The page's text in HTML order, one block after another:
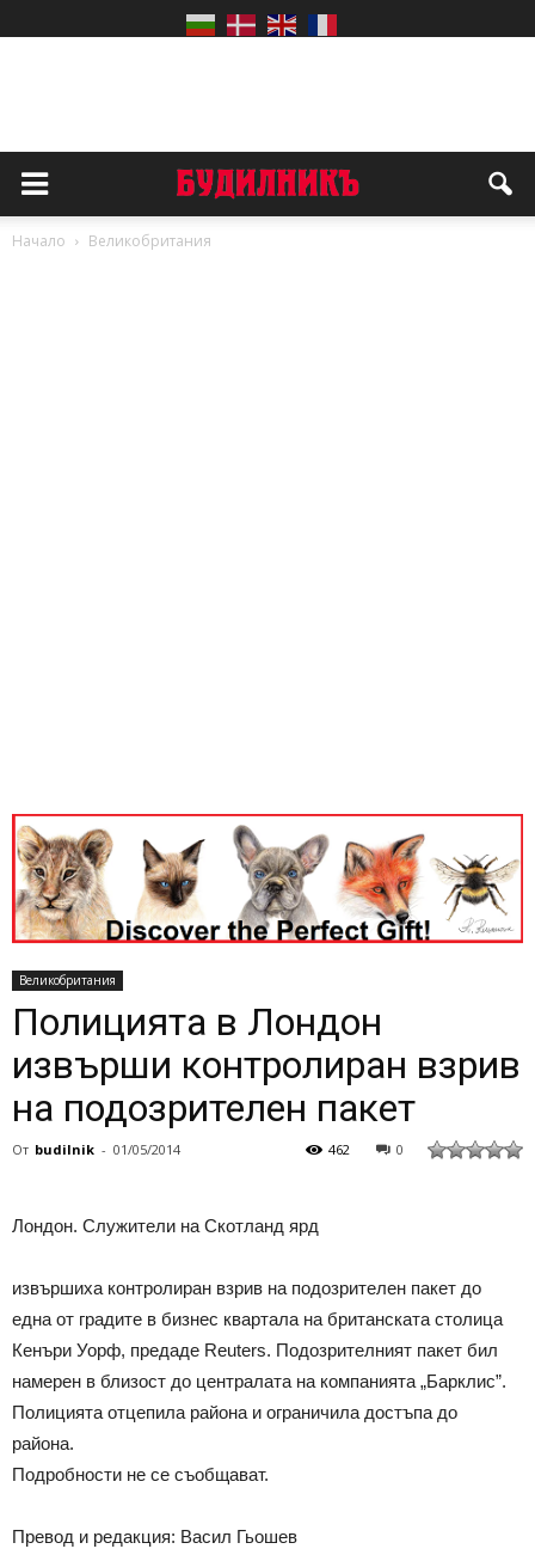
Начало Великобритания
Великобритания
Полицията в Лондон
извърши контролиран взрив
на подозрителен пакет
От budilnik - 01/05/2014 0
462
Лондон. Служители на Скотланд ярд
извършиха контролиран взрив на подозрителен пакет до
една от градите в бизнес квартала на британската столица
Кенъри Уорф, предаде Reuters. Подозрителният пакет бил
намерен в близост до централата на компанията „Барклис”.
Полицията отцепила района и ограничила достъпа до
района.
Подробности не се съобщават.
Превод и редакция: Васил Гьошев